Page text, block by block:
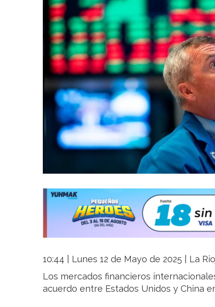
10:44 | Lunes 12 de Mayo de 2025 | La
Los mercados financieros
acuerdo entre Estados Unidos y China